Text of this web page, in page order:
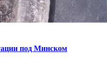
под Минском